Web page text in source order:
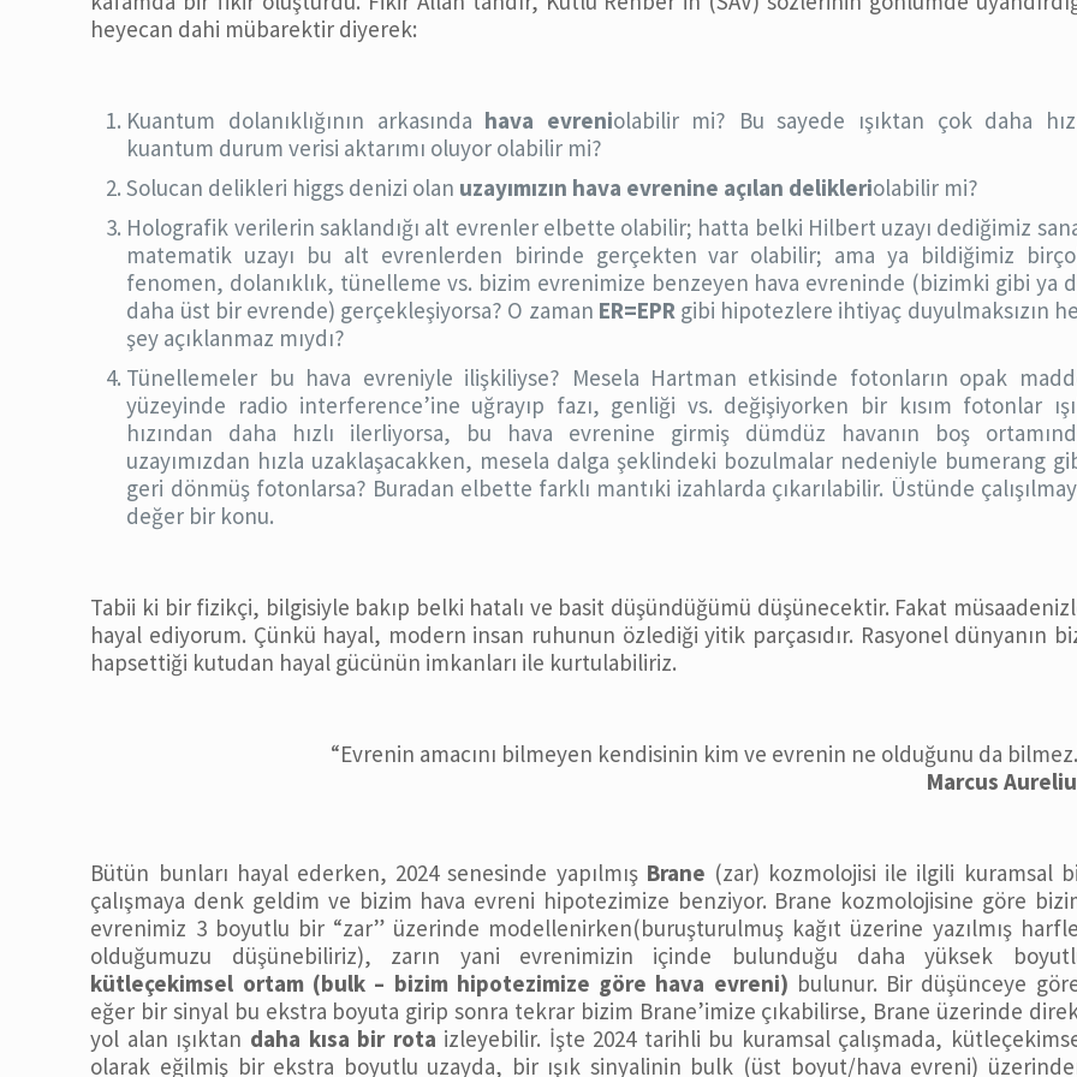
heyecan dahi mübarektir diyerek:
Kuantum dolanıklığının arkasında hava evreniolabilir mi? Bu sayede ışıktan çok daha
kuantum durum verisi aktarımı oluyor olabilir mi?
Solucan delikleri higgs denizi olan uzayımızın hava evrenine açılan delikleriolabilir mi?
Holografik verilerin saklandığı alt evrenler elbette olabilir; hatta belki Hilbert uzayı dediğimiz
matematik uzayı bu alt evrenlerden birinde gerçekten var olabilir; ama ya bildiğimiz
fenomen, dolanıklık, tünelleme vs. bizim evrenimize benzeyen hava evreninde (bizimki gibi ya
daha üst bir evrende) gerçekleşiyorsa? O zaman ER=EPR gibi hipotezlere ihtiyaç duyulmaksızın
şey açıklanmaz mıydı?
Tünellemeler bu hava evreniyle ilişkiliyse? Mesela Hartman etkisinde fotonların opak
yüzeyinde radio interference’ine uğrayıp fazı, genliği vs. değişiyorken bir kısım fotonlar
hızından daha hızlı ilerliyorsa, bu hava evrenine girmiş dümdüz havanın boş
uzayımızdan hızla uzaklaşacakken, mesela dalga şeklindeki bozulmalar nedeniyle bumerang
geri dönmüş fotonlarsa? Buradan elbette farklı mantıki izahlarda çıkarılabilir. Üstünde
değer bir konu.
Tabii ki bir fizikçi, bilgisiyle bakıp belki hatalı ve basit düşündüğümü düşünecektir. Fakat
hayal ediyorum. Çünkü hayal, modern insan ruhunun özlediği yitik parçasıdır. Rasyonel dünyanın
hapsettiği kutudan hayal gücünün imkanları ile kurtulabiliriz.
“Evrenin amacını bilmeyen kendisinin kim ve evrenin ne olduğunu da
Marcus
Bütün bunları hayal ederken, 2024 senesinde yapılmış Brane (zar) kozmolojisi ile ilgili kuramsal
çalışmaya denk geldim ve bizim hava evreni hipotezimize benziyor. Brane kozmolojisine göre
evrenimiz 3 boyutlu bir “zar” üzerinde modellenirken(buruşturulmuş kağıt üzerine yazılmış
olduğumuzu düşünebiliriz), zarın yani evrenimizin içinde bulunduğu daha yüksek
kütleçekimsel ortam (bulk – bizim hipotezimize göre hava evreni) bulunur. Bir düşünceye
eğer bir sinyal bu ekstra boyuta girip sonra tekrar bizim Brane’imize çıkabilirse, Brane üzerinde
yol alan ışıktan daha kısa bir rota izleyebilir. İşte 2024 tarihli bu kuramsal çalışmada,
olarak eğilmiş bir ekstra boyutlu uzayda, bir ışık sinyalinin bulk (üst boyut/hava evreni)